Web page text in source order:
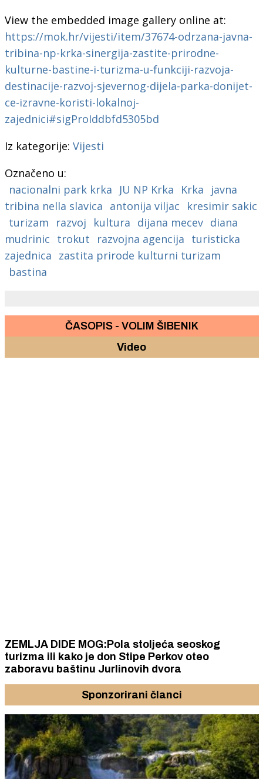
View the embedded image gallery online at:
https://mok.hr/vijesti/item/37674-odrzana-javna-
tribina-np-krka-sinergija-zastite-prirodne-
kulturne-bastine-i-turizma-u-funkciji-razvoja-
destinacije-razvoj-sjevernog-dijela-parka-donijet-
ce-izravne-koristi-lokalnoj-
zajednici#sigProIddbfd5305bd
Iz kategorije: Vijesti
Označeno u:
nacionalni park krka
JU NP Krka Krka
javna
tribina nella slavica antonija viljac
kresimir sakic
turizam
razvoj kultura dijana mecev diana
mudrinic trokut razvojna agencija turisticka
zajednica zastita prirode kulturni turizam
bastina
ČASOPIS - VOLIM ŠIBENIK
Video
ZEMLJA DIDE MOG:Pola stoljeća seoskog
turizma ili kako je don Stipe Perkov oteo
zaboravu baštinu Jurlinovih dvora
Sponzorirani članci